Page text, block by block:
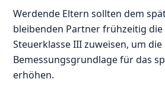
Werdende Eltern sollten dem
bleibenden Partner frühzeitig
Steuerklasse III zuweisen, um die
Bemessungsgrundlage für das
erhöhen.